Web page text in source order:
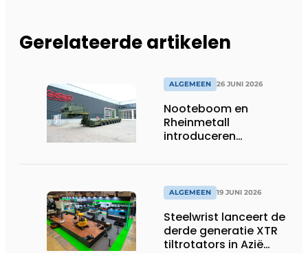
Gerelateerde artikelen
ALGEMEEN 26 JUNI 2026
Nooteboom en
Rheinmetall
introduceren
ALGEMEEN 19 JUNI 2026
Steelwrist lanceert de
derde generatie XTR
tiltrotators in Azië